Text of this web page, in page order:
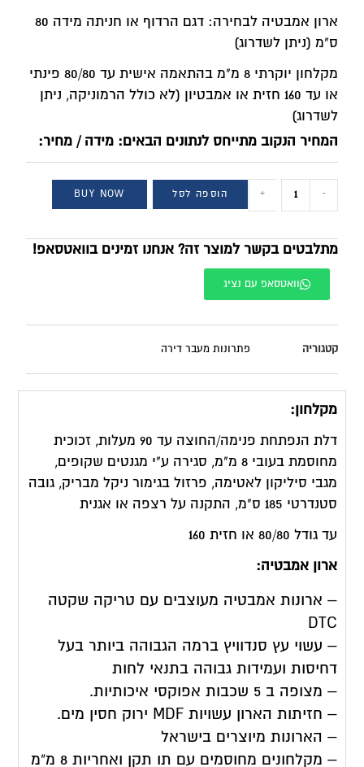
ארון אמבטיה לבחירה: דגם הרדוף או חניתה מידה 80
ס"מ (ניתן לשדרוג)
מקלחון יוקרתי 8 מ"מ בהתאמה אישית עד 80/80 פינתי
או עד 160 חזית או אמבטיון (לא כולל הרמוניקה, ניתן
לשדרוג)
המחיר הנקוב מתייחס לנתונים הבאים: מידה / מחיר:
-
+ הוספה לסל BUY NOW
מתלבטים בקשר למוצר זה? אנחנו זמינים בוואטסאפ!
וואטסאפ עם נציג
קטגוריה פתרונות מעבר דירה
מקלחון:
דלת הנפתחת פנימה/החוצה עד 90 מעלות, זכוכית
מחוסמת בעובי 8 מ"מ, סגירה ע"י מגנטים שקופים,
מגבי סיליקון לאטימה, פרזול בגימור ניקל מבריק, גובה
סטנדרטי 185 ס"מ, התקנה על רצפה או אגנית
עד גודל 80/80 או חזית 160
ארון אמבטיה:
– ארונות אמבטיה מעוצבים עם טריקה שקטה
DTC
– עשוי עץ סנדוויץ ברמה הגבוהה ביותר בעל
דחיסות ועמידות גבוהה בתנאי לחות
– מצופה ב 5 שכבות אפוקסי איכותיות.
– חזיתות הארון עשויות MDF ירוק חסין מים.
– הארונות מיוצרים בישראל
– מקלחונים מחוסמים עם תו תקן ואחריות 8 מ"מ